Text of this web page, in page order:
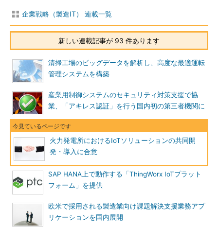
企業戦略（製造IT） 連載一覧
新しい連載記事が 93 件あります
清掃工場のビッグデータを解析し、高度な最適運転
管理システムを構築
産業用制御システムのセキュリティ対策支援で協
業、「アキレス認証」を行う国内初の第三者機関に
火力発電所におけるIoTソリューションの共同開
発・導入に合意
SAP HANA上で動作する「ThingWorx IoTプラット
フォーム」を提供
欧米で採用される製造業向け課題解決支援業務アプ
リケーションを国内展開